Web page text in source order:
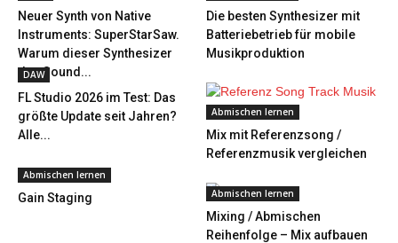
Neuer Synth von Native
Instruments: SuperStarSaw.
Warum dieser Synthesizer
den Sound...
Die besten Synthesizer mit
Batteriebetrieb für mobile
Musikproduktion
DAW
FL Studio 2026 im Test: Das
größte Update seit Jahren?
Alle...
Abmischen lernen
Mix mit Referenzsong /
Referenzmusik vergleichen
Abmischen lernen
Gain Staging Abmischen lernen
Mixing / Abmischen
Reihenfolge – Mix aufbauen